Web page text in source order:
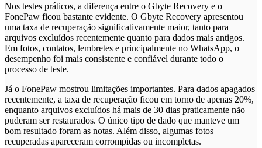
Nos testes práticos, a diferença entre o Gbyte Recovery e o
FonePaw ficou bastante evidente. O Gbyte Recovery apresentou
uma taxa de recuperação significativamente maior, tanto para
arquivos excluídos recentemente quanto para dados mais antigos.
Em fotos, contatos, lembretes e principalmente no WhatsApp, o
desempenho foi mais consistente e confiável durante todo o
processo de teste.
Já o FonePaw mostrou limitações importantes. Para dados apagados
recentemente, a taxa de recuperação ficou em torno de apenas 20%,
enquanto arquivos excluídos há mais de 30 dias praticamente não
puderam ser restaurados. O único tipo de dado que manteve um
bom resultado foram as notas. Além disso, algumas fotos
recuperadas apareceram corrompidas ou incompletas.